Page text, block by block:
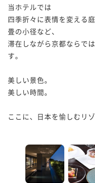
当ホテルでは
四季折々に表情を変える
畳の小径など、
滞在しながら京都ならで
す。
美しい景色。
美しい時間。
ここに、日本を愉しむリ